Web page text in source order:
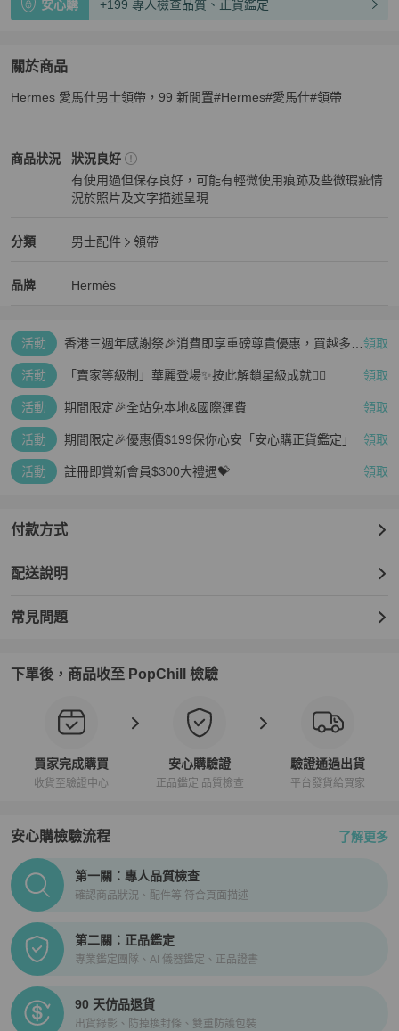
安心購 +199 專人檢查品質、正貨鑑定
關於商品
關於Hermes愛馬仕男士領帶，99 新閒置商品詳情與購買須知
Hermes 愛馬仕男士領帶，99 新閒置#Hermes#愛馬仕#領帶
商品狀況
Hermès男士配件商品狀態與細節
狀況良好
有使用過但保存良好，可能有輕微使用痕跡及些微瑕疵情
況於照片及文字描述呈現
分類
Hermès 男士配件分類資訊
男士配件
領帶
品牌
Hermès 精品男士配件
Hermès
Hermès 推薦清單
活動
香港三週年感謝祭🎉消費即享重磅尊貴優惠，買越多、 領取
活動 「賣家等級制」華麗登場✨按此解鎖星級成就👆🏻 領取
活動 期間限定🎉全站免本地&國際運費 領取
活動 期間限定🎉優惠價$199保你心安「安心購正貨鑑定」 領取
活動 註冊即賞新會員$300大禮遇💝 領取
付款方式
配送說明
常見問題
下單後，商品收至 PopChill 檢驗
買家完成購買
收貨至驗證中心
安心購驗證
正品鑑定 品質檢查
驗證通過出貨
平台發貨給買家
安心購檢驗流程 了解更多
PopChill拍拍圈正品驗證、安心購檢驗流程介紹
第一關：專人品質檢查
確認商品狀況、配件等 符合頁面描述
第二關：正品鑑定
專業鑑定團隊、AI 儀器鑑定、正品證書
90 天仿品退貨
出貨錄影、防掉換封條、雙重防護包裝